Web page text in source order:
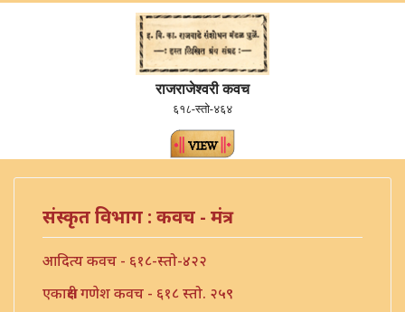
राजराजेश्वरी कवच
६१८-स्तो-४६४
संस्कृत विभाग : कवच - मंत्र
आदित्य कवच - ६१८-स्तो-४२२
एकाक्षरी गणेश कवच - ६१८ स्तो. २५९